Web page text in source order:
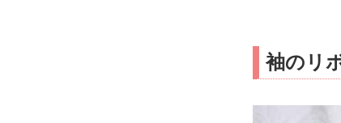
袖のリ